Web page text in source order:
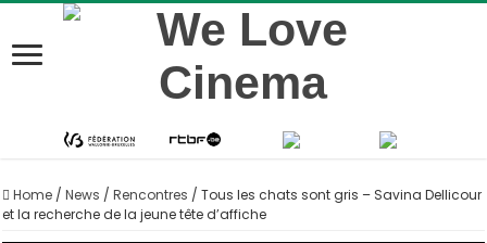
Home / News / Rencontres / Tous les chats sont gris – Savina Dellicour
et la recherche de la jeune tête d’affiche